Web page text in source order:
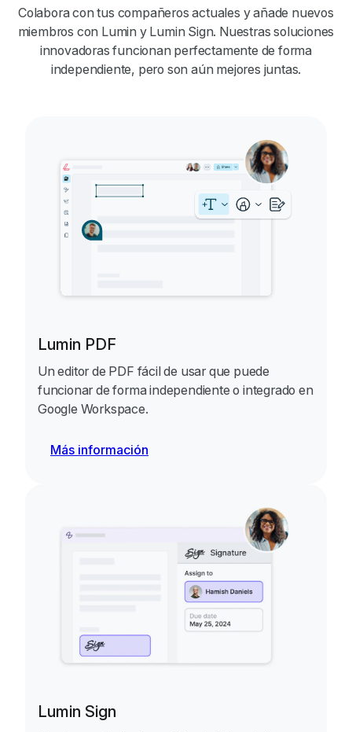
Colabora con tus compañeros actuales y añade nuevos
miembros con Lumin y Lumin Sign. Nuestras soluciones
innovadoras funcionan perfectamente de forma
independiente, pero son aún mejores juntas.
Lumin PDF
Un editor de PDF fácil de usar que puede
funcionar de forma independiente o integrado en
Google Workspace.
Más información
Lumin Sign